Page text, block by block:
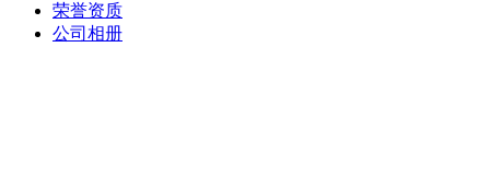
荣誉资质
公司相册